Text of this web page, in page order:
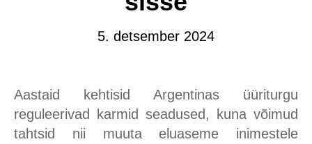
5. detsember 2024
Aastaid kehtisid Argentinas üüriturgu
reguleerivad karmid seadused, kuna võimud
tahtsid nii muuta eluaseme inimestele